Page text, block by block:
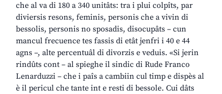
che al va di 180 a 340 unitâts: tra i plui colpîts, par
diviersis resons, feminis, personis che a vivin di
bessolis, personis no sposadis, disocupâts – cun
mancul frecuence tes fassis di etât jenfri i 40 e 44
agns –, alte percentuâl di divorzis e veduis. «Si jerin
rindûts cont – al spieghe il sindic di Rude Franco
Lenarduzzi – che i paîs a cambiin cul timp e dispès al
è il pericul che tante int e resti di bessole. Cui dâts